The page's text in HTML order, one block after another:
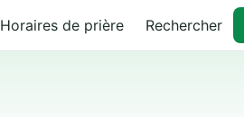
Horaires de prière Rechercher